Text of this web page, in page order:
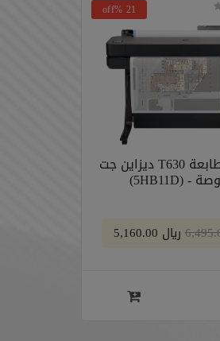
21 %off
اتش بي طابعة T630 ديزاين جت
﷼ 5,160.00